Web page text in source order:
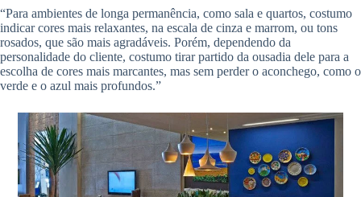
“Para ambientes de longa permanência, como sala e quartos, costumo
indicar cores mais relaxantes, na escala de cinza e marrom, ou tons
rosados, que são mais agradáveis. Porém, dependendo da
personalidade do cliente, costumo tirar partido da ousadia dele para a
escolha de cores mais marcantes, mas sem perder o aconchego, como o
verde e o azul mais profundos.”